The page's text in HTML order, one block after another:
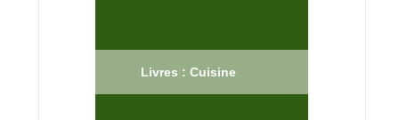
Livres : Cuisine